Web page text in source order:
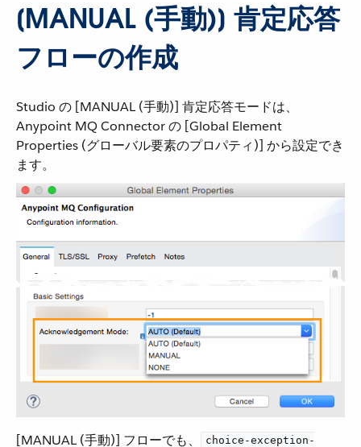
[MANUAL (手動)] 肯定応答
フローの作成
Studio の [MANUAL (手動)] 肯定応答モードは、
Anypoint MQ Connector の [Global Element
Properties (グローバル要素のプロパティ)] から設定でき
ます。
[MANUAL (手動)] フローでも、​ choice-exception-